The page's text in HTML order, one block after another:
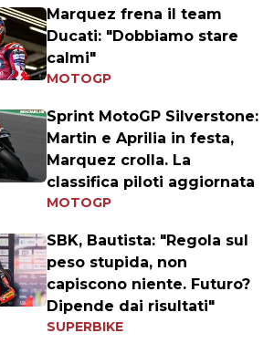
Marquez frena il team
Ducati: "Dobbiamo stare
calmi"
MOTOGP
Sprint MotoGP Silverstone:
Martin e Aprilia in festa,
Marquez crolla. La
classifica piloti aggiornata
MOTOGP
SBK, Bautista: "Regola sul
peso stupida, non
capiscono niente. Futuro?
Dipende dai risultati"
SUPERBIKE